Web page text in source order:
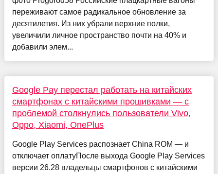
переживают самое радикальное обновление за
десятилетия. Из них убрали верхние полки,
увеличили личное пространство почти на 40% и
добавили элем...
Google Pay перестал работать на китайских
смартфонах с китайскими прошивками — с
проблемой столкнулись пользователи Vivo,
Oppo, Xiaomi, OnePlus
Google Play Services распознает China ROM — и
отключает оплатуПосле выхода Google Play Services
версии 26.28 владельцы смартфонов с китайскими